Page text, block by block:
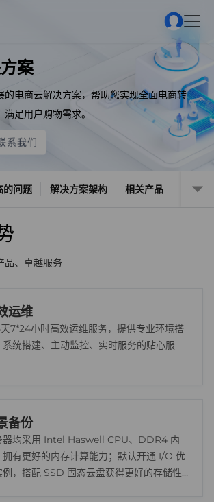
案
的电商云解决方案，帮助您实现全面电商转
足用户购物需求。
系我们
的问题 解决方案架构 相关产品
品、卓越服务
运维
7*24小时高效运维服务，提供专业环境搭
系统搭建、主动监控、实时服务的贴心服
备份
器均采用 Intel Haswell CPU、DDR4 内
拥有更好的内存计算能力；默认开通 I/O 优
例，搭配 SSD 固态云盘获得更好的存储性